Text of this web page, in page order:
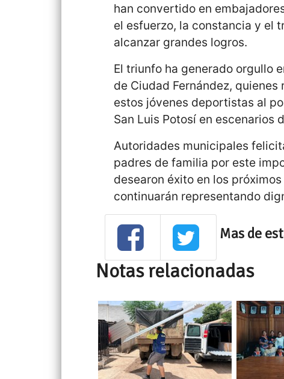
han convertido en
el esfuerzo, la constancia y el
alcanzar grandes logros.
El triunfo ha generado orgullo
de Ciudad Fernández,
estos jóvenes deportistas al
San Luis Potosí en escenarios
Autoridades municipales
padres de familia por este
desearon éxito en los
continuarán representando
Mas de
Notas relacionadas